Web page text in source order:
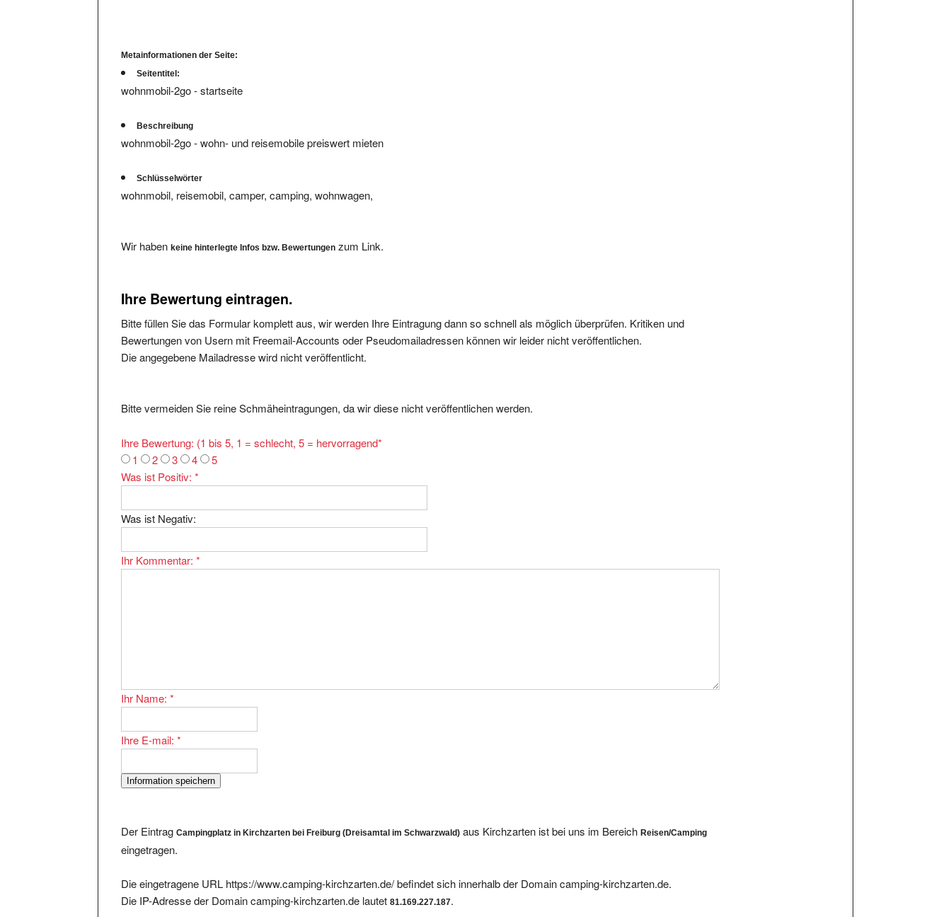
Metainformationen der Seite:
Seitentitel:
wohnmobil-2go - startseite
Beschreibung
wohnmobil-2go - wohn- und reisemobile preiswert mieten
Schlüsselwörter
wohnmobil, reisemobil, camper, camping, wohnwagen,
Wir habenkeine hinterlegte Infos bzw. Bewertungen zum Link.
Ihre Bewertung eintragen.
Bitte füllen Sie das Formular komplett aus, wir werden Ihre Eintragung dann so schnell als möglich überprüfen. Kritiken und
Bewertungen von Usern mit Freemail-Accounts oder Pseudomailadressen können wir leider nicht veröffentlichen.
Die angegebene Mailadresse wird nicht veröffentlicht.
Bitte vermeiden Sie reine Schmäheintragungen, da wir diese nicht veröffentlichen werden.
Ihre Bewertung: (1 bis 5, 1 = schlecht, 5 = hervorragend*
1
2 3 4
5
Was ist Positiv:*
Was ist Negativ:
Ihr Kommentar:*
Ihr Name:*
Ihre E-mail:*
Der EintragCampingplatz in Kirchzarten bei Freiburg (Dreisamtal im Schwarzwald) aus Kirchzarten ist bei uns im BereichReisen/Camping
eingetragen.
Die eingetragene URL https://www.camping-kirchzarten.de/ befindet sich innerhalb der Domain camping-kirchzarten.de.
Die IP-Adresse der Domain camping-kirchzarten.de lautet81.169.227.187.